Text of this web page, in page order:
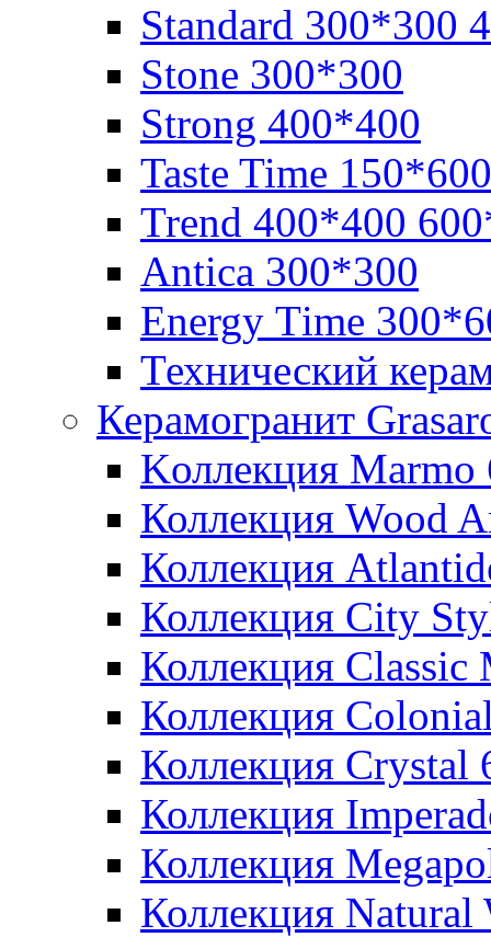
Standard 300*300
Stone 300*300
Strong 400*400
Taste Time
Trend 400*400
Аntica 300*300
Еnergy Тime
Технический
Керамогранит
Kоллекция
Коллекция Wood
Коллекция
Коллекция City
Коллекция
Коллекция
Коллекция Crystal
Коллекция
Коллекция
Коллекция